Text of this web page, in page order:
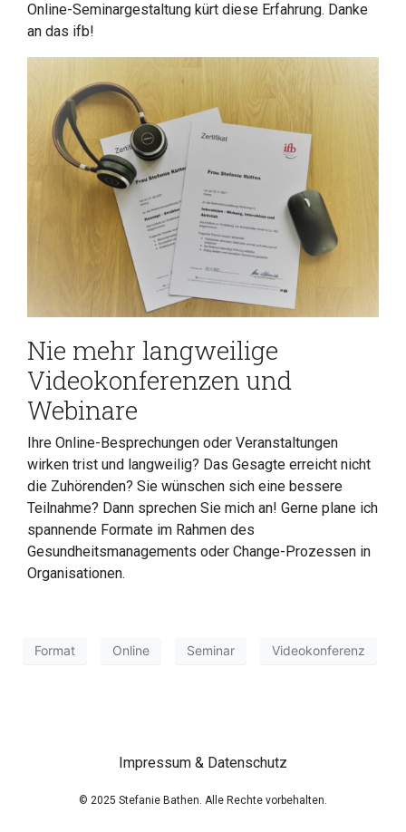
Online-Seminargestaltung kürt diese Erfahrung. Danke
an das ifb!
Nie mehr langweilige
Videokonferenzen und
Webinare
Ihre Online-Besprechungen oder Veranstaltungen
wirken trist und langweilig? Das Gesagte erreicht nicht
die Zuhörenden? Sie wünschen sich eine bessere
Teilnahme? Dann sprechen Sie mich an! Gerne plane ich
spannende Formate im Rahmen des
Gesundheitsmanagements oder Change-Prozessen in
Organisationen.
Format Online Seminar Videokonferenz
Impressum & Datenschutz
© 2025 Stefanie Bathen. Alle Rechte vorbehalten.